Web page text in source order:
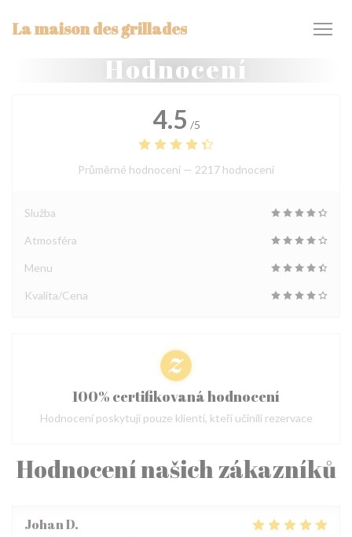
La maison des grillades
Hodnocení
Hodnocení našich zákazníků
JohanD
4.5 /5
Průměrné hodnocení — 2217 hodnoceni
Služba
Atmosféra
Menu
Kvalita/Cena
100% certifikovaná hodnocení
Hodnocení poskytují pouze klienti, kteří učinili rezervace